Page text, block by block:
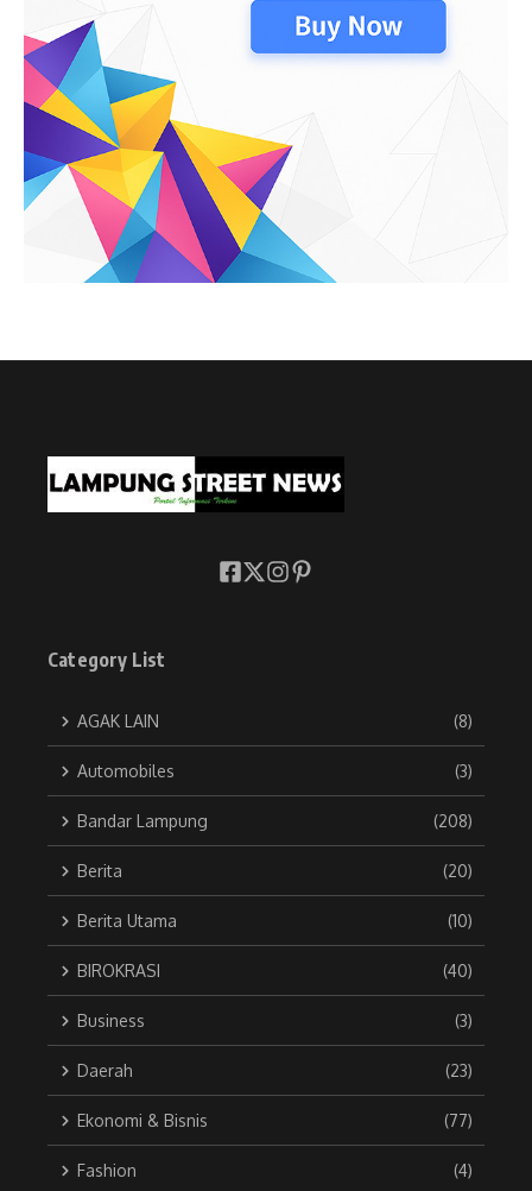
Category List
AGAK LAIN (8)
Automobiles (3)
Bandar Lampung (208)
Berita (20)
Berita Utama (10)
BIROKRASI (40)
Business (3)
Daerah (23)
Ekonomi & Bisnis (77)
Fashion (4)